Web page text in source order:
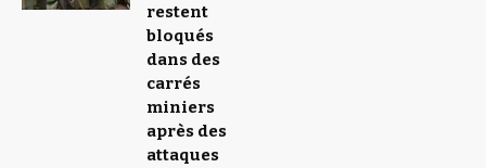
restent
bloqués
dans des
carrés
miniers
après des
attaques